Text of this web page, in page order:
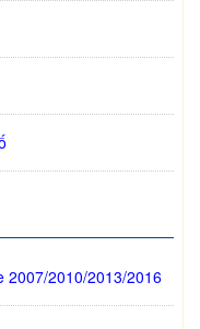
2007/2010/2013/2016